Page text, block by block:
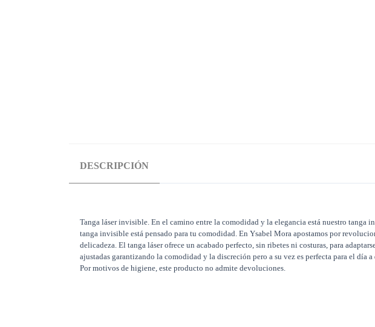
DESCRIPCIÓN
Tanga láser invisible. En el camino entre la comodidad y la elegancia está nuestro tanga
tanga invisible está pensado para tu comodidad. En Ysabel Mora apostamos por
delicadeza. El tanga láser ofrece un acabado perfecto, sin ribetes ni costuras, para
ajustadas garantizando la comodidad y la discreción pero a su vez es perfecta para el día
Por motivos de higiene, este producto no admite devoluciones.